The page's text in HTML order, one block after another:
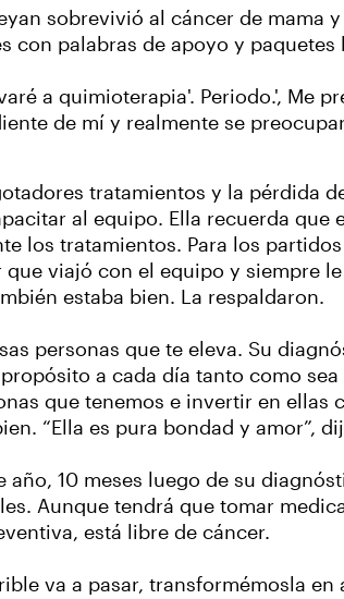
sobrevivió al cáncer de mama
con palabras de apoyo y
a quimioterapia'. Periodo.', Me
de mí y realmente se
tratamientos y la pérdida
al equipo. Ella recuerda que
los tratamientos. Para los
viajó con el equipo y siempre
estaba bien. La respaldaron.
personas que te eleva. Su
a cada día tanto como sea
que tenemos e invertir en ellas
“Ella es pura bondad y amor”,
año, 10 meses luego de su
Aunque tendrá que tomar
está libre de cáncer.
va a pasar, transformémosla